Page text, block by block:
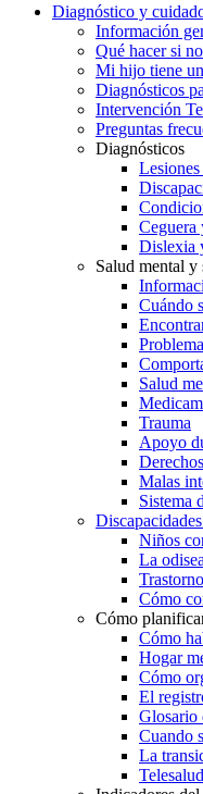
Diagnóstico y
Información
Qué hacer si
Mi hijo tiene
Diagnósticos
Intervención
Preguntas
Diagnósticos
Lesiones
Ceguera
Dislexia
Salud mental
Cuándo
Salud
Trauma
Apoyo
Malas
Sistema
Niños
La
Cómo
Cómo
Cómo
Hogar
Cómo
El
Glosario
Cuando
La